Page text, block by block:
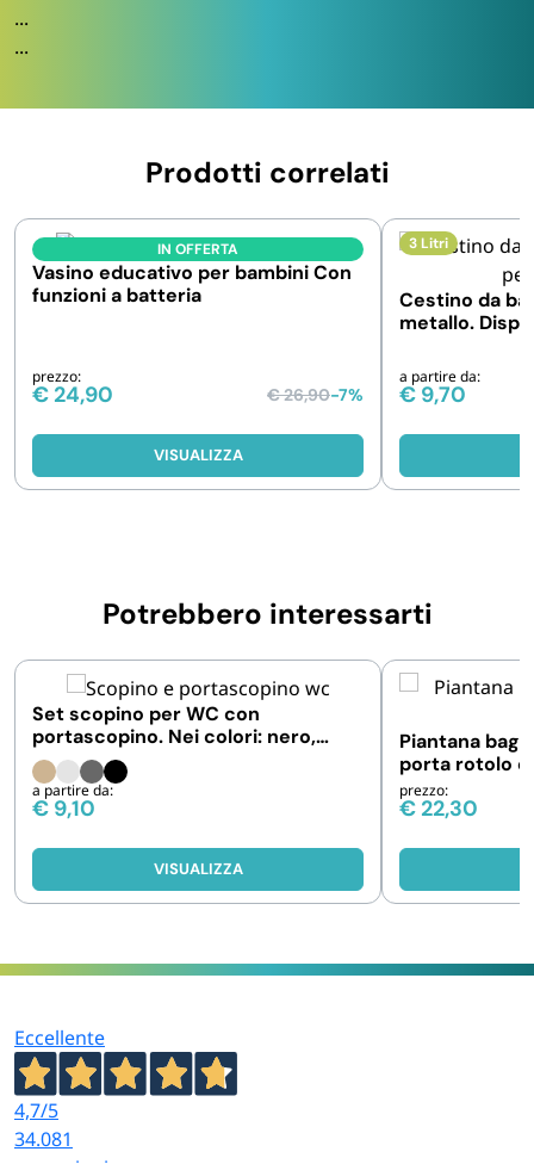
...
...
Prodotti correlati
IN OFFERTA
Vasino educativo per bambini Con
funzioni a batteria
prezzo:
€ 24,90 €26,90-7%
VISUALIZZA
3 Litri
Cestino da
metallo.
a partire da:
€ 9,70
Potrebbero interessarti
Set scopino per WC con
portascopino. Nei colori: nero,
beige, bianco e grigio
a partire da:
€ 9,10
VISUALIZZA
Piantana
porta rotolo
acciaio inox
prezzo:
€ 22,30
Eccellente
4,7/5
34.081